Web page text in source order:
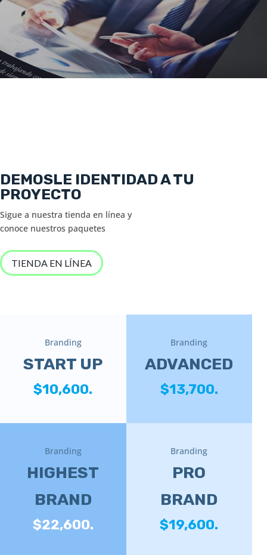
DEMOSLE IDENTIDAD A TU
PROYECTO
Sigue a nuestra tienda en línea y
conoce nuestros paquetes
TIENDA EN LÍNEA
Branding
START UP
$10,600.
Branding
ADVANCED
$13,700.
Branding
HIGHEST
BRAND
$22,600.
Branding
PRO
BRAND
$19,600.